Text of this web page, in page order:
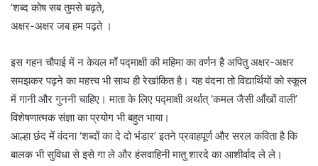
‘शब्द कोष सब तुमसे बढ़ते,
अक्षर-अक्षर जब हम पढ़ते ।
इस गहन चौपाई में न केवल माँ पद्माक्षी की महिमा का वर्णन है अपितु अक्षर-अक्षर
समझकर पढ़ने का महत्त्व भी साथ ही रेखांकित है। यह वंदना तो विद्यार्थियों को स्कूल
में गानी और गुननी चाहिए। माता के लिए पद्माक्षी अर्थात् ‘कमल जैसी आँखों वाली’
विशेषणात्मक संज्ञा का प्रयोग भी बहुत भाया।
आल्हा छंद में वंदना ‘शब्दों का दे दो भंडार’ इतने प्रवाहपूर्ण और सरल कविता है कि
बालक भी सुविधा से इसे गा ले और हंसवाहिनी मातु शारदे का आशीर्वाद ले ले।